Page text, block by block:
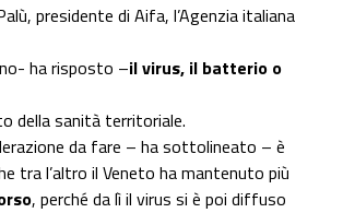
presidente di Aifa, l’Agenzia italiana
ha risposto –il virus, il batterio o
della sanità territoriale.
da fare – ha sottolineato – è
tra l’altro il Veneto ha mantenuto più
, perché da lì il virus si è poi diffuso